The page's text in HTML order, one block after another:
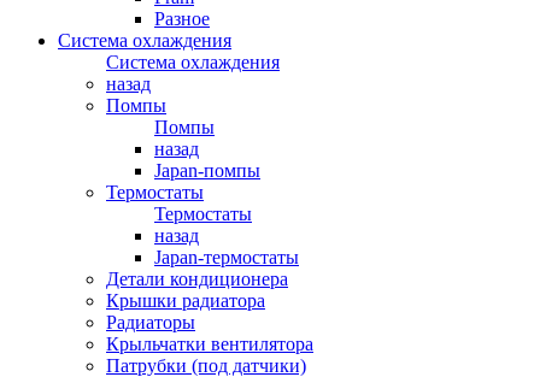
Разное
Система охлаждения
Система охлаждения
назад
Помпы
Помпы
назад
Japan-помпы
Термостаты
Термостаты
назад
Japan-термостаты
Детали кондиционера
Крышки радиатора
Радиаторы
Крыльчатки вентилятора
Патрубки (под датчики)